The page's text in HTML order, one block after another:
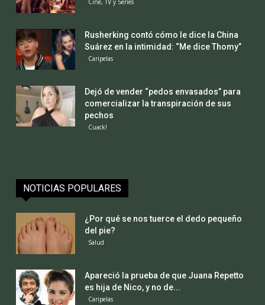
Cine, TV y Series
Rusherking contó cómo le dice la China
Suárez en la intimidad: “Me dice Thomy”
Caripelas
Dejó de vender “pedos envasados” para
comercializar la transpiración de sus
pechos
Cuack!
NOTICIAS POPULARES
¿Por qué se nos tuerce el dedo pequeño
del pie?
Salud
Apareció la prueba de que Juana Repetto
es hija de Nico, y no de...
Caripelas